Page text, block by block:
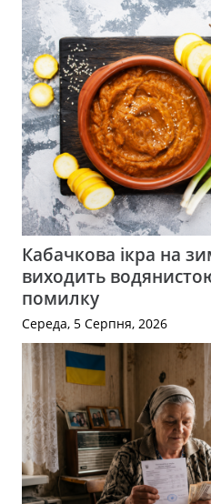
Кабачкова ікра на
виходить
помилку
Середа, 5 Серпня, 2026